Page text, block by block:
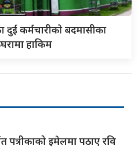
कर्मचारीकाे बदमासीका
हाकिम
पत्रीकाको इमेलमा पठाए रवि